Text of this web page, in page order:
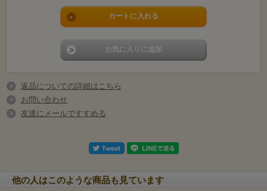
返品についての詳細はこちら
お問い合わせ
友達にメールですすめる
他の人はこのような商品も見ています